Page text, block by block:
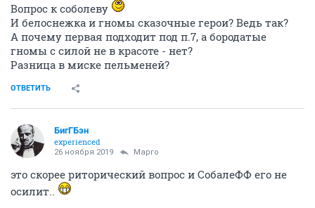
Вопрос к соболеву
И белоснежка и гномы сказочные герои? Ведь так?
А почему первая подходит под п.7, а бородатые
гномы с силой не в красоте - нет?
Разница в миске пельменей?
ОТВЕТИТЬ
БигГБэн
experienced
26 ноября 2019 Mаргo
это скорее риторический вопрос и СобалеФФ его не
осилит..